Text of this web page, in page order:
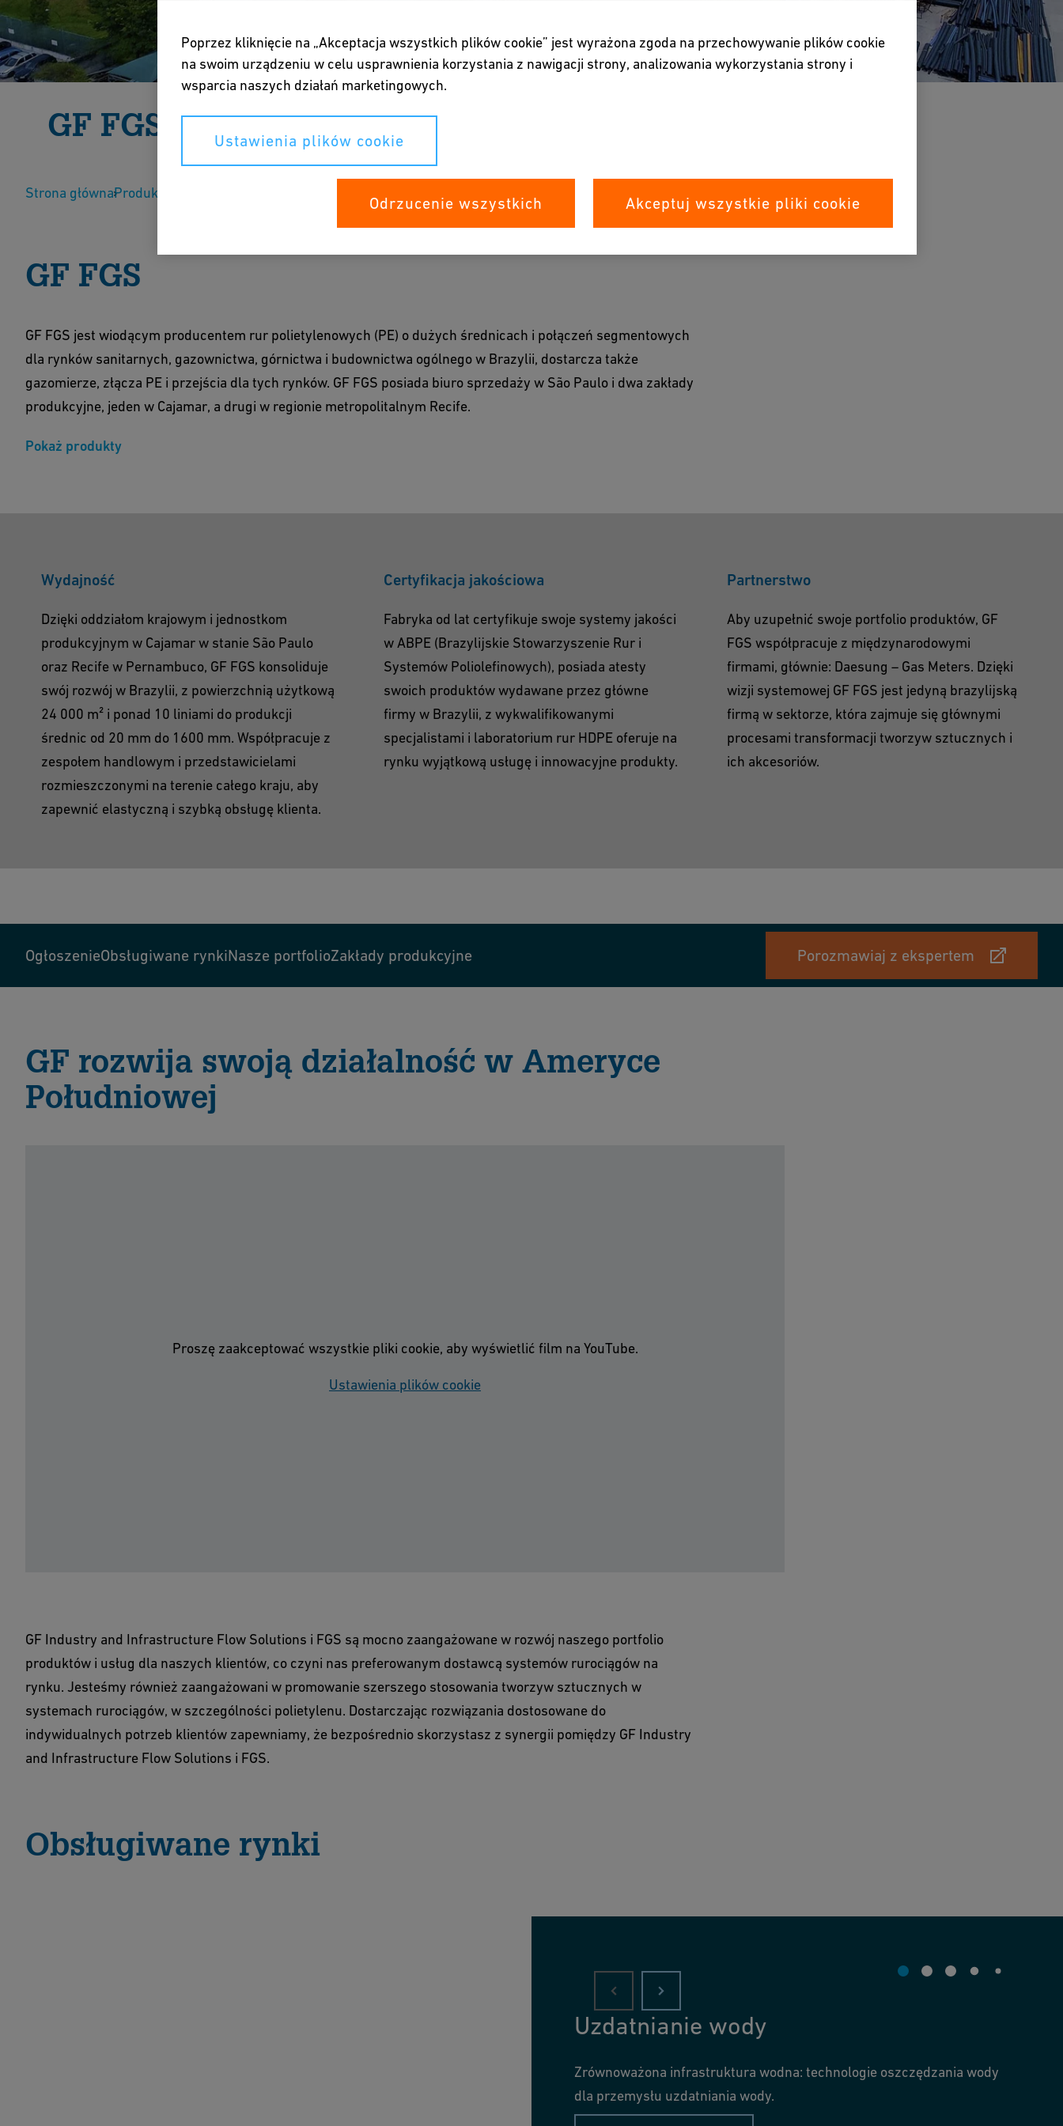
GF FGS
Założona w 1997 roku firma GF FGS jest największym producentem w Brazylii rur i kształtek HDPE
o średnicach z zakresu 20mm-1600 mm.
Strona głównaProdukty i systemy
GF FGS
GF FGS jest wiodącym producentem rur polietylenowych (PE) o dużych średnicach i połączeń segmentowych
dla rynków sanitarnych, gazownictwa, górnictwa i budownictwa ogólnego w Brazylii, dostarcza także
gazomierze, złącza PE i przejścia dla tych rynków. GF FGS posiada biuro sprzedaży w São Paulo i dwa zakłady
produkcyjne, jeden w Cajamar, a drugi w regionie metropolitalnym Recife.
Pokaż produkty
Wydajność
Dzięki oddziałom krajowym i jednostkom
produkcyjnym w Cajamar w stanie São Paulo
oraz Recife w Pernambuco, GF FGS konsoliduje
swój rozwój w Brazylii, z powierzchnią użytkową
24 000 m² i ponad 10 liniami do produkcji
średnic od 20 mm do 1600 mm. Współpracuje z
zespołem handlowym i przedstawicielami
rozmieszczonymi na terenie całego kraju, aby
zapewnić elastyczną i szybką obsługę klienta.
Certyfikacja jakościowa
Fabryka od lat certyfikuje swoje systemy jakości
w ABPE (Brazylijskie Stowarzyszenie Rur i
Systemów Poliolefinowych), posiada atesty
swoich produktów wydawane przez główne
firmy w Brazylii, z wykwalifikowanymi
specjalistami i laboratorium rur HDPE oferuje na
rynku wyjątkową usługę i innowacyjne produkty.
Partnerstwo
Aby uzupełnić swoje portfolio produktów, GF
FGS współpracuje z międzynarodowymi
firmami, głównie: Daesung – Gas Meters. Dzięki
wizji systemowej GF FGS jest jedyną brazylijską
firmą w sektorze, która zajmuje się głównymi
procesami transformacji tworzyw sztucznych i
ich akcesoriów.
OgłoszenieObsługiwane rynkiNasze portfolioZakłady produkcyjne Porozmawiaj z ekspertem
GF rozwija swoją działalność w Ameryce
Południowej
Proszę zaakceptować wszystkie pliki cookie, aby wyświetlić film na YouTube.
Ustawienia plików cookie
GF Industry and Infrastructure Flow Solutions i FGS są mocno zaangażowane w rozwój naszego portfolio
produktów i usług dla naszych klientów, co czyni nas preferowanym dostawcą systemów rurociągów na
rynku. Jesteśmy również zaangażowani w promowanie szerszego stosowania tworzyw sztucznych w
systemach rurociągów, w szczególności polietylenu. Dostarczając rozwiązania dostosowane do
indywidualnych potrzeb klientów zapewniamy, że bezpośrednio skorzystasz z synergii pomiędzy GF Industry
and Infrastructure Flow Solutions i FGS.
Obsługiwane rynki
Uzdatnianie wody
Zrównoważona infrastruktura wodna: technologie oszczędzania wody
dla przemysłu uzdatniania wody.
Poprzez kliknięcie na „Akceptacja wszystkich plików cookie” jest wyrażona zgoda na przechowywanie plików cookie
na swoim urządzeniu w celu usprawnienia korzystania z nawigacji strony, analizowania wykorzystania strony i
wsparcia naszych działań marketingowych.
Ustawienia plików cookie
Odrzucenie wszystkich Akceptuj wszystkie pliki cookie